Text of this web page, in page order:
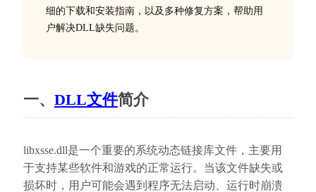
细的下载和安装指南，以及多种修复方案，帮助用
户解决DLL缺失问题。
一、 DLL文件简介
libxsse.dll是一个重要的系统动态链接库文件，主要用
于支持某些软件和游戏的正常运行。当该文件缺失或
损坏时，用户可能会遇到程序无法启动、运行时崩溃